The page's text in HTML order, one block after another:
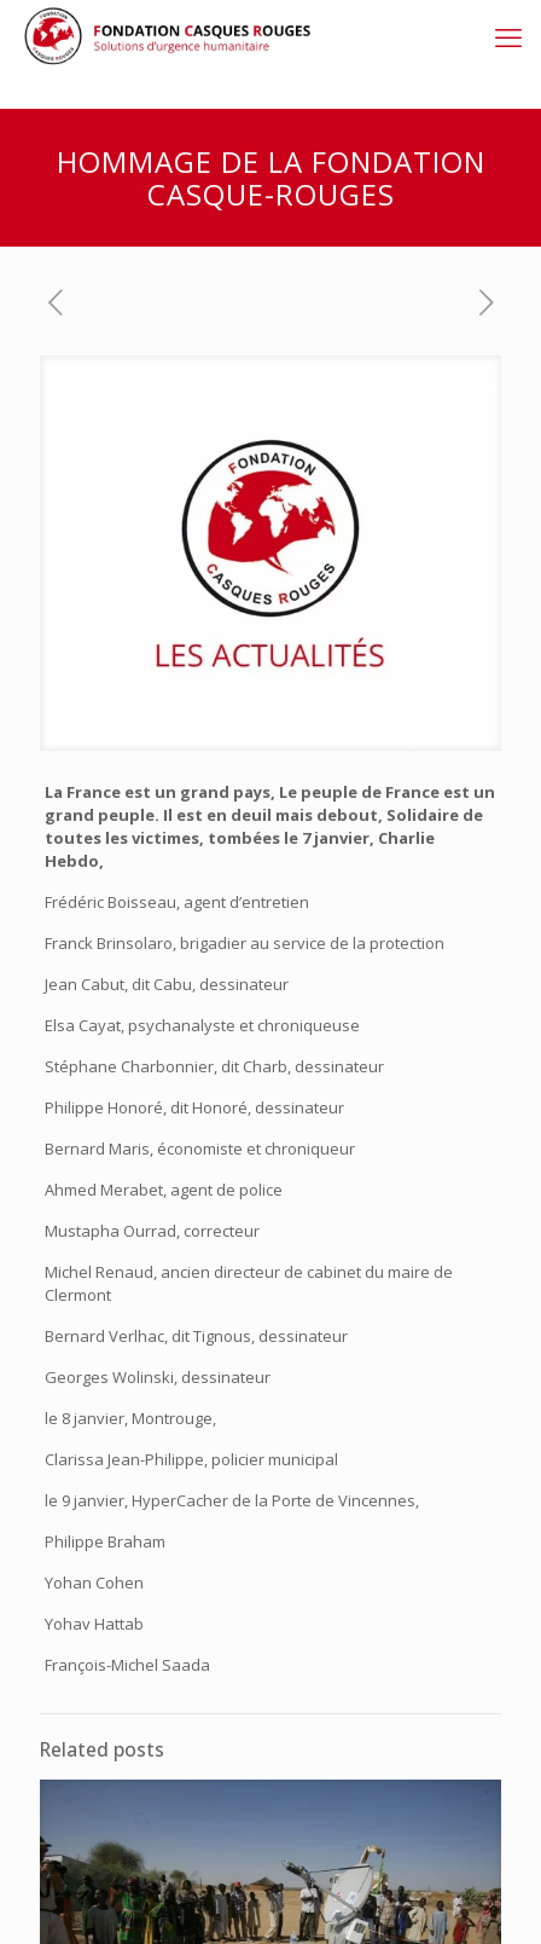
HOMMAGE DE LA FONDATION
CASQUE-ROUGES
La France est un grand pays, Le peuple de France est un
grand peuple. Il est en deuil mais debout, Solidaire de
toutes les victimes, tombées le 7 janvier, Charlie
Hebdo,
Frédéric Boisseau, agent d’entretien
Franck Brinsolaro, brigadier au service de la protection
Jean Cabut, dit Cabu, dessinateur
Elsa Cayat, psychanalyste et chroniqueuse
Stéphane Charbonnier, dit Charb, dessinateur
Philippe Honoré, dit Honoré, dessinateur
Bernard Maris, économiste et chroniqueur
Ahmed Merabet, agent de police
Mustapha Ourrad, correcteur
Michel Renaud, ancien directeur de cabinet du maire de
Clermont
Bernard Verlhac, dit Tignous, dessinateur
Georges Wolinski, dessinateur
le 8 janvier, Montrouge,
Clarissa Jean-Philippe, policier municipal
le 9 janvier, HyperCacher de la Porte de Vincennes,
Philippe Braham
Yohan Cohen
Yohav Hattab
François-Michel Saada
Related posts